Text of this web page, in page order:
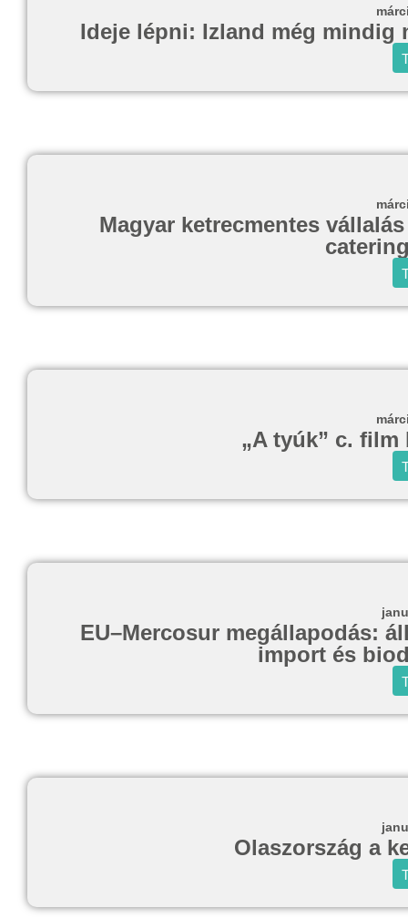
Ideje lépni: Izland még mindig
Magyar ketrecmentes
„A tyúk” c.
EU–Mercosur megállapodás:
import és
Olaszország a